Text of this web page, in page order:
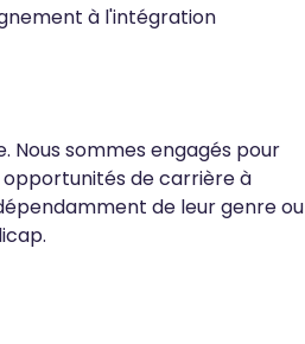
à l'intégration
Nous sommes engagés pour
de carrière à
de leur genre ou